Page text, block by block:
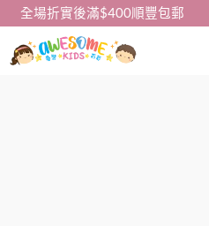
全場折實後滿$400順豐包郵